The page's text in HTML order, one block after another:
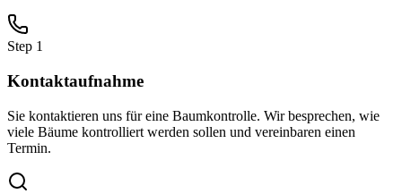
Step 1
Kontaktaufnahme
Sie kontaktieren uns für eine Baumkontrolle. Wir besprechen, wie
viele Bäume kontrolliert werden sollen und vereinbaren einen
Termin.